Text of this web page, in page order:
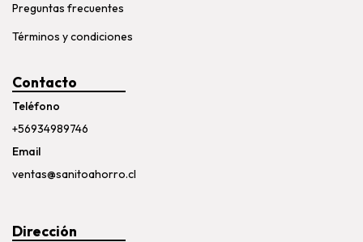
Preguntas frecuentes
Términos y condiciones
Contacto
Teléfono
+56934989746
Email
ventas@sanitoahorro.cl
Dirección